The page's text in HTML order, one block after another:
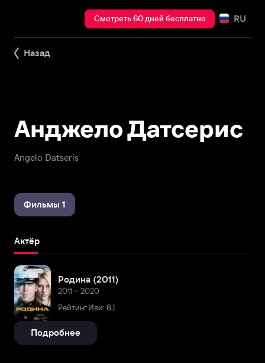
Смотреть 60 дней бесплатно RU
Назад
Angelo Datseris
Анджело Датсерис
Фильмы 1
Актёр
Родина (2011)
2011 – 2020
Рейтинг Иви: 8,1
Подробнее